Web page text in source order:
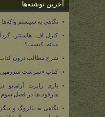
آخرین نوشته‌ها
نگاهی به سیستم واکه‌ها
کارل اف. هاستتر،
میانه، کیست؟
شرح مطالب درون
کتاب «سرشت سرزمین
بازی رابرت
هارفوت‌ها در فصل سوم
نگاهی به بالروگ و